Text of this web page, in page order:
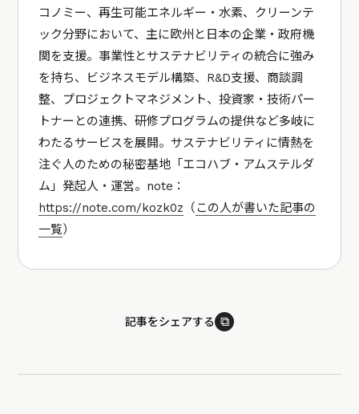
コノミー、再生可能エネルギー・水素、クリーンテ
ック分野において、主に欧州と日本の企業・政府機
関を支援。事業性とサステナビリティの統合に強み
を持ち、ビジネスモデル構築、R&D支援、商談調
整、プロジェクトマネジメント、投資家・技術パー
トナーとの連携、研修プログラムの提供など多岐に
わたるサービスを展開。サステナビリティに情熱を
注ぐ人のための秘密基地「エコハブ・アムステルダ
ム」発起人・運営。note：
https://note.com/kozk0z （ この人が書いた記事の
一覧）
記事をシェアする ⧉